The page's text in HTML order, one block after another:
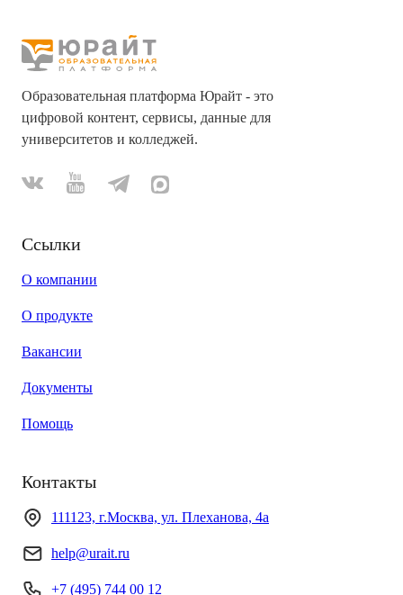
Образовательная платформа Юрайт - это
цифровой контент, сервисы, данные для
университетов и колледжей.
Ссылки
О компании
О продукте
Вакансии
Документы
Помощь
Контакты
111123, г.Москва, ул. Плеханова, 4а
help@urait.ru
+7 (495) 744 00 12